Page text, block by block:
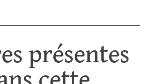
présentes